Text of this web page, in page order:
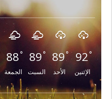
88°
الجمعة
89°
السبت
89°
الأحد
92°
الإثنين